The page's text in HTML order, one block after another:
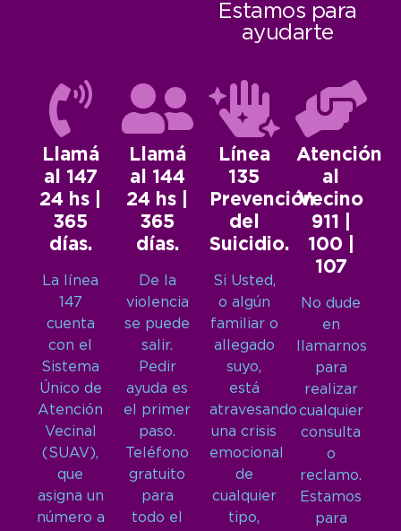
Estamos para
ayudarte
Llamá
al 147
24 hs |
365
días.
La línea
147
cuenta
con el
Sistema
Único de
Atención
Vecinal
(SUAV),
que
asigna un
número a
Llamá
al 144
24 hs |
365
días.
De la
violencia
se puede
salir.
Pedir
ayuda es
el primer
paso.
Teléfono
gratuito
para
todo el
Línea
135
Prevención
del
Suicidio.
Si Usted,
o algún
familiar o
allegado
suyo,
está
atravesando
una crisis
emocional
de
cualquier
tipo,
Atención
al
Vecino
911 |
100 |
107
No dude
en
llamarnos
para
realizar
cualquier
consulta
o
reclamo.
Estamos
para